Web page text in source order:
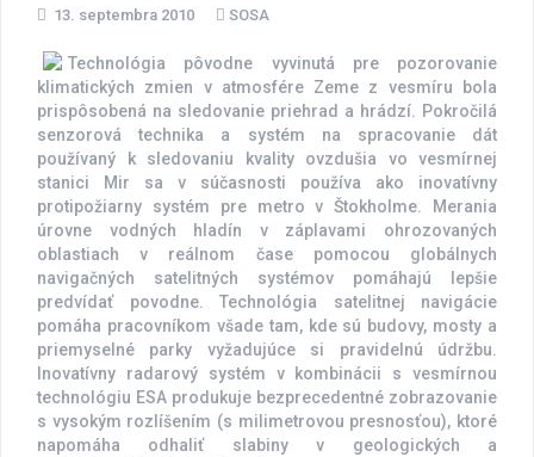
13. septembra 2010 SOSA
Technológia pôvodne vyvinutá pre pozorovanie
klimatických zmien v atmosfére Zeme z vesmíru bola
prispôsobená na sledovanie priehrad a hrádzí. Pokročilá
senzorová technika a systém na spracovanie dát
používaný k sledovaniu kvality ovzdušia vo vesmírnej
stanici Mir sa v súčasnosti používa ako inovatívny
protipožiarny systém pre metro v Štokholme. Merania
úrovne vodných hladín v záplavami ohrozovaných
oblastiach v reálnom čase pomocou globálnych
navigačných satelitných systémov pomáhajú lepšie
predvídať povodne. Technológia satelitnej navigácie
pomáha pracovníkom všade tam, kde sú budovy, mosty a
priemyselné parky vyžadujúce si pravidelnú údržbu.
Inovatívny radarový systém v kombinácii s vesmírnou
technológiu ESA produkuje bezprecedentné zobrazovanie
s vysokým rozlíšením (s milimetrovou presnosťou), ktoré
napomáha odhaliť slabiny v geologických a